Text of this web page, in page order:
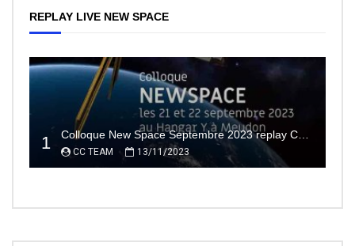
REPLAY LIVE NEW SPACE
1 CC TEAM 13/11/2023